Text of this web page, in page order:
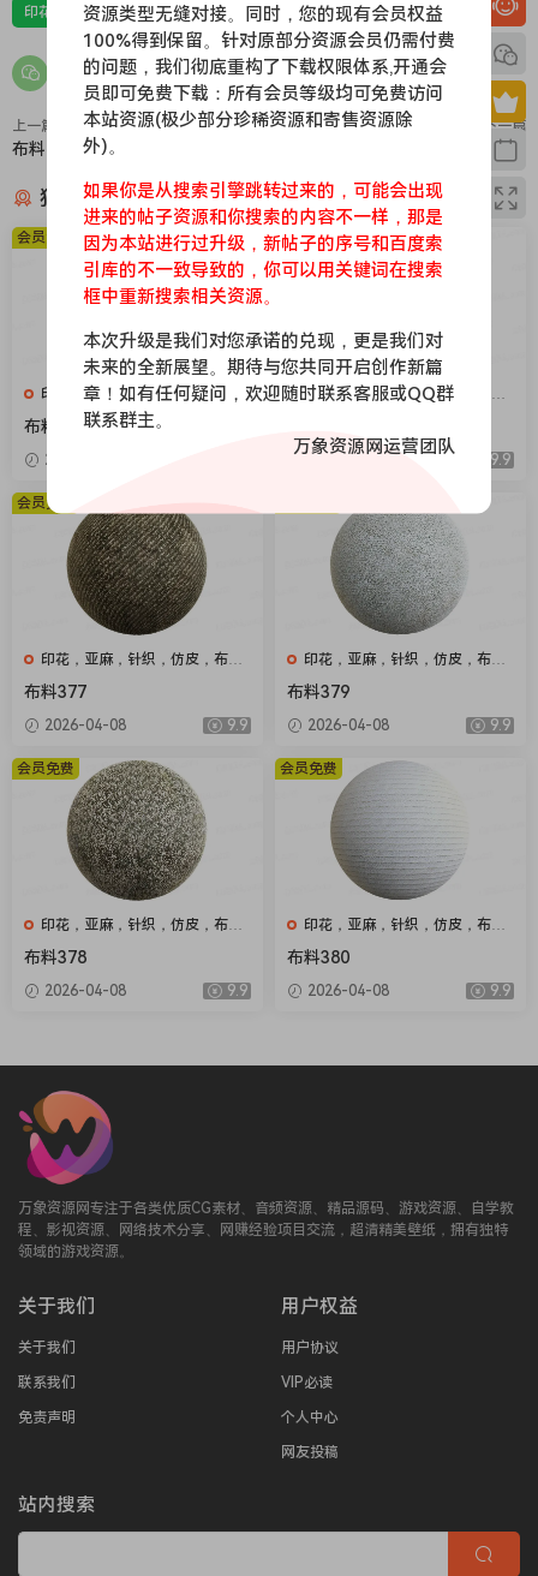
印花，亚麻，针织，仿皮，布匹，家纺，绒布 材质贴图
上一篇
布料008
下一篇
布料098
猜你喜欢
印花，亚麻，针织，仿皮，布
匹，家纺，绒布
布料376
2026-04-08
会员免费
印花，亚麻，针织，仿皮，布
9.9
会员免费
印花，亚麻，针织，仿皮，布
匹，家纺，绒布
布料377
2026-04-08 9.9
会员免费
印花，亚麻，针织，仿皮，布
匹，家纺，绒布
布料379
2026-04-08 9.9
印花，亚麻，针织，仿皮，布
匹，家纺，绒布
布料378
2026-04-08 9.9
会员免费
印花，亚麻，针织，仿皮，布
匹，家纺，绒布
布料380
2026-04-08 9.9
会员免费
万象资源网专注于各类优质CG素材、音频资源、精品源码、游戏资源、自学教
程、影视资源、网络技术分享、网赚经验项目交流，超清精美壁纸，拥有独特
领域的游戏资源。
关于我们
关于我们
联系我们
免责声明
用户权益
用户协议
VIP必读
个人中心
网友投稿
站内搜索
资源类型无缝对接。同时，您的现有会员权益
100%得到保留。针对原部分资源会员仍需付费
的问题，我们彻底重构了下载权限体系,开通会
员即可免费下载：所有会员等级均可免费访问
本站资源(极少部分珍稀资源和寄售资源除
外)。
如果你是从搜索引擎跳转过来的，可能会出现
进来的帖子资源和你搜索的内容不一样，那是
因为本站进行过升级，新帖子的序号和百度索
引库的不一致导致的，你可以用关键词在搜索
框中重新搜索相关资源。
本次升级是我们对您承诺的兑现，更是我们对
未来的全新展望。期待与您共同开启创作新篇
章！如有任何疑问，欢迎随时联系客服或QQ群
联系群主。
万象资源网运营团队